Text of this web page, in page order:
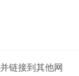
链接到其他网